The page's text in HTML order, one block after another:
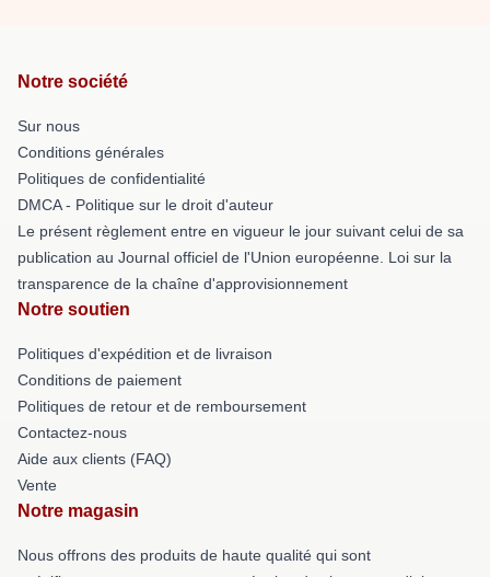
Notre société
Sur nous
Conditions générales
Politiques de confidentialité
DMCA - Politique sur le droit d'auteur
Le présent règlement entre en vigueur le jour suivant celui de sa
publication au Journal officiel de l'Union européenne. Loi sur la
transparence de la chaîne d'approvisionnement
Notre soutien
Politiques d'expédition et de livraison
Conditions de paiement
Politiques de retour et de remboursement
Contactez-nous
Aide aux clients (FAQ)
Vente
Notre magasin
Nous offrons des produits de haute qualité qui sont